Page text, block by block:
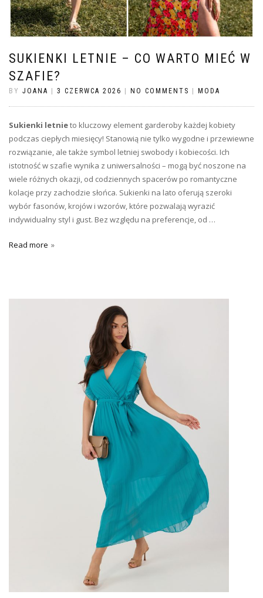
SUKIENKI LETNIE – CO WARTO MIEĆ W
SZAFIE?
BY JOANA 3 CZERWCA 2026 NO COMMENTS MODA
Sukienki letnieto kluczowy element garderoby każdej kobiety
podczas ciepłych miesięcy! Stanowią nie tylko wygodne i przewiewne
rozwiązanie, ale także symbol letniej swobody i kobiecości. Ich
istotność w szafie wynika z uniwersalności – mogą być noszone na
wiele różnych okazji, od codziennych spacerów po romantyczne
kolacje przy zachodzie słońca. Sukienki na lato oferują szeroki
wybór fasonów, krojów i wzorów, które pozwalają wyrazić
indywidualny styl i gust. Bez względu na preferencje, od …
Read more